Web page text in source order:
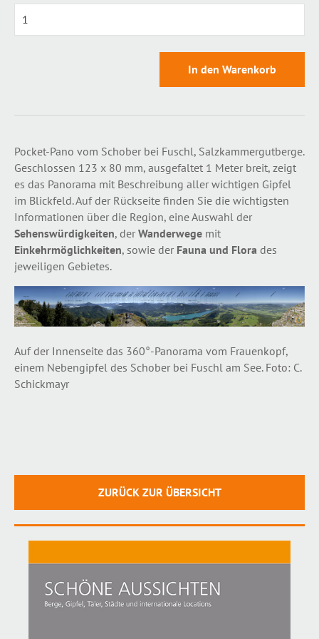
Pocket-Pano vom Schober bei Fuschl, Salzkammergutberge.
Geschlossen 123 x 80 mm, ausgefaltet 1 Meter breit, zeigt
es das Panorama mit Beschreibung aller wichtigen Gipfel
im Blickfeld. Auf der Rückseite finden Sie die wichtigsten
Informationen über die Region, eine Auswahl der
Sehenswürdigkeiten, der Wanderwege mit
Einkehrmöglichkeiten, sowie der Fauna und Flora des
jeweiligen Gebietes.
Auf der Innenseite das 360°-Panorama vom Frauenkopf,
einem Nebengipfel des Schober bei Fuschl am See. Foto: C.
Schickmayr
ZURÜCK ZUR ÜBERSICHT